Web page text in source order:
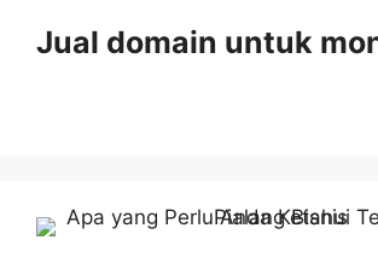
Jual domain untuk